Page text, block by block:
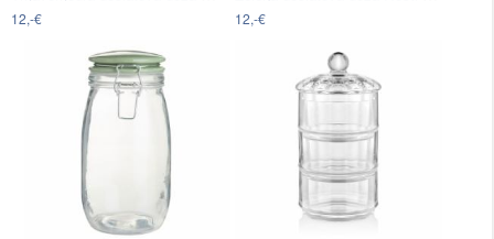
12,-€ 12,-€